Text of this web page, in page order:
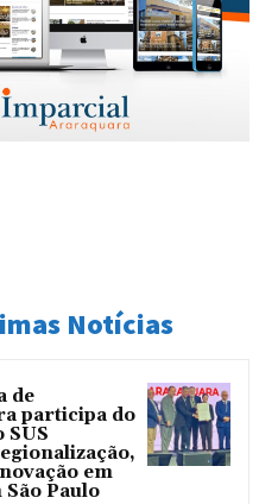
Notícias
de
participa do
SUS
em
São Paulo